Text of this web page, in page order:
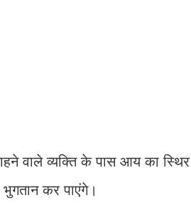
वाले व्यक्ति के पास आय का
कर पाएंगे।